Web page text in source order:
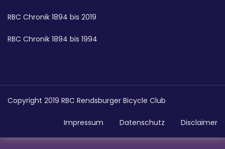
RBC Chronik 1894 bis 2019
RBC Chronik 1894 bis 1994
Copyright 2019 RBC Rendsburger Bicycle Club
Impressum Datenschutz Disclaimer